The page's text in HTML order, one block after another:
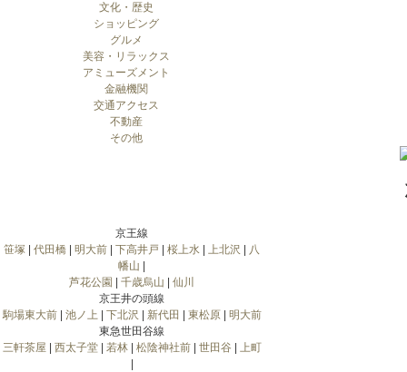
文化・歴史
ショッピング
グルメ
美容・リラックス
アミューズメント
金融機関
交通アクセス
不動産
その他
京王線
笹塚
代田橋 明大前 下高井戸 桜上水 上北沢
八
幡山
芦花公園
千歳烏山
仙川
京王井の頭線
駒場東大前| 池ノ上 下北沢 新代田 東松原| 明大前
東急世田谷線
三軒茶屋
西太子堂| 若林| 松陰神社前| 世田谷
上町